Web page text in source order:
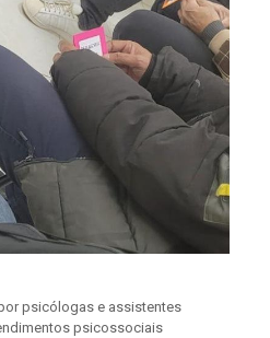
psicólogas e assistentes
psicossociais